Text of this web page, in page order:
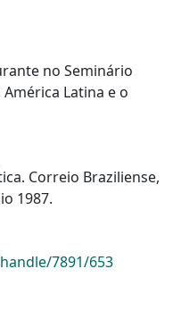
no Seminário
Latina e o
Correio Braziliense,
1987.
7891/653